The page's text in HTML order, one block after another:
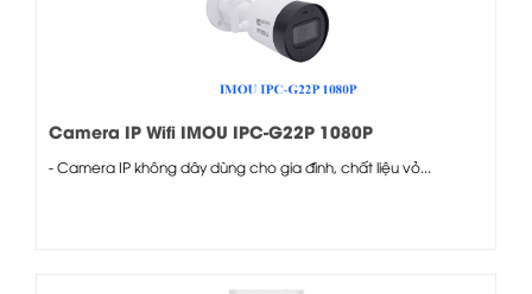
Camera IP Wifi IMOU IPC-G22P 1080P
- Camera IP không dây dùng cho gia đình, chất liệu vỏ...